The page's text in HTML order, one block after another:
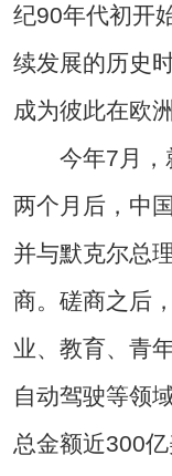
纪90年代初开
续发展的历史
成为彼此在欧
今年7月，
两个月后，中
并与默克尔总
商。磋商之后
业、教育、青
自动驾驶等领
总金额近300